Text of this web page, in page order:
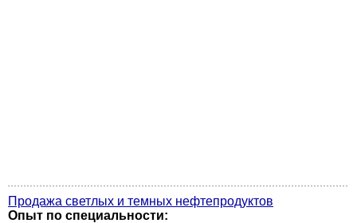
Продажа светлых и темных нефтепродуктов
Опыт по специальности: